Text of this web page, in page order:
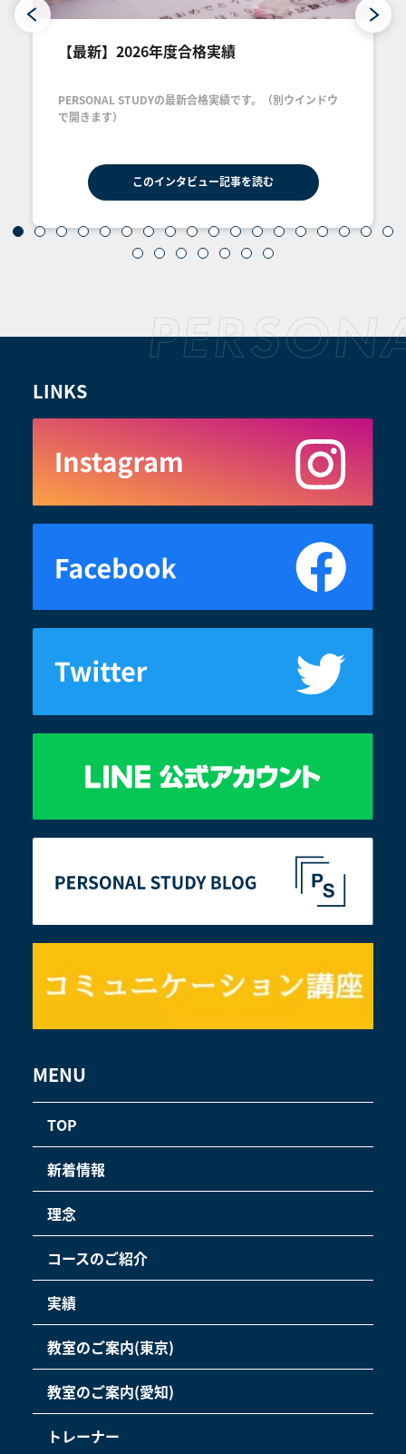
【最新】2026年度合格実績
PERSONAL STUDYの最新合格実績です。（別ウインドウ
で開きます）
このインタビュー記事を読む
LINKS
MENU
TOP
新着情報
理念
コースのご紹介
実績
教室のご案内(東京)
教室のご案内(愛知)
トレーナー